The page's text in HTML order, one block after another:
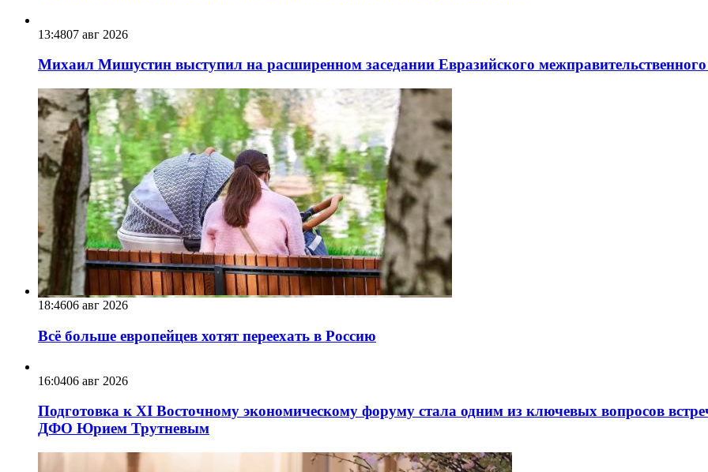
13:4807 авг 2026
Михаил Мишустин выступил на расширенном заседании Евразийского
18:4606 авг 2026
Всё больше европейцев хотят переехать в Россию
16:0406 авг 2026
Подготовка к XI Восточному экономическому форуму стала одним из ключевых вопросов
ДФО Юрием Трутневым